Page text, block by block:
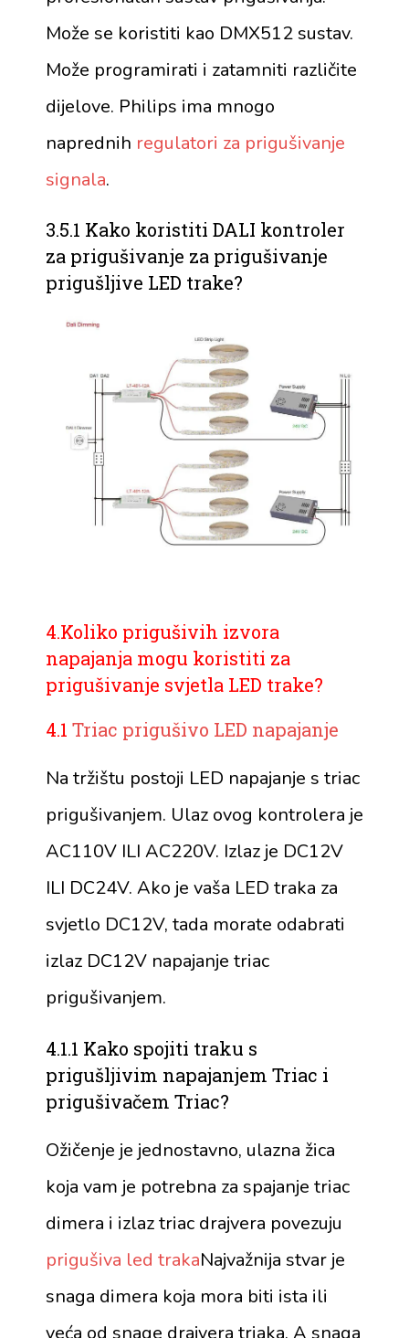
Može se koristiti kao DMX512 sustav.
Može programirati i zatamniti različite
dijelove. Philips ima mnogo
naprednih regulatori za prigušivanje
signala.
3.5.1 Kako koristiti DALI kontroler
za prigušivanje za prigušivanje
prigušljive LED trake?
4.Koliko prigušivih izvora
napajanja mogu koristiti za
prigušivanje svjetla LED trake?
4.1 Triac prigušivo LED napajanje
Na tržištu postoji LED napajanje s triac
prigušivanjem. Ulaz ovog kontrolera je
AC110V ILI AC220V. Izlaz je DC12V
ILI DC24V. Ako je vaša LED traka za
svjetlo DC12V, tada morate odabrati
izlaz DC12V napajanje triac
prigušivanjem.
4.1.1 Kako spojiti traku s
prigušljivim napajanjem Triac i
prigušivačem Triac?
Ožičenje je jednostavno, ulazna žica
koja vam je potrebna za spajanje triac
dimera i izlaz triac drajvera povezuju
prigušiva led trakaNajvažnija stvar je
snaga dimera koja mora biti ista ili
veća od snage drajvera triaka. A snaga